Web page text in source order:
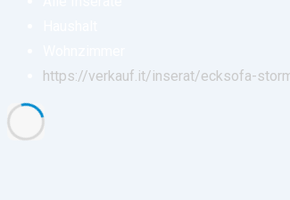
https://verkauf.it/inserat/ecksofa-